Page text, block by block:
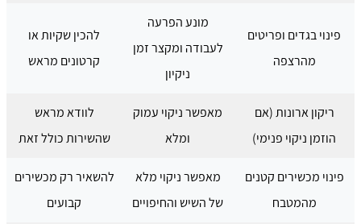
פינוי בגדים ופריטים
מהרצפה
מונע הפרעה
לעבודה ומקצר זמן
ניקיון
להכין שקיות או
קרטונים מראש
ריקון ארונות (אם
הוזמן ניקוי פנימי)
מאפשר ניקוי עמוק
ומלא
לוודא מראש
שהשירות כולל זאת
פינוי מכשירים קטנים
מהמטבח
מאפשר ניקוי מלא
של השיש והחיפויים
להשאיר רק מכשירים
קבועים